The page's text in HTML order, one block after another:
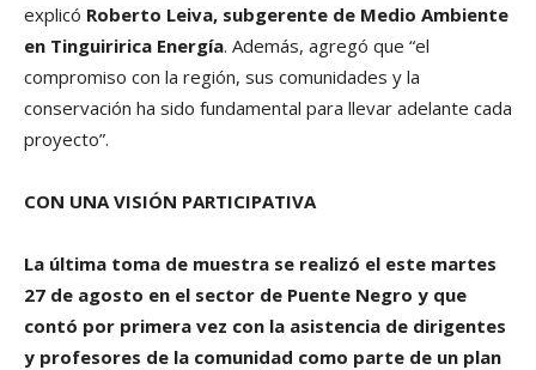
explicó Roberto Leiva, subgerente de Medio Ambiente
en Tinguiririca Energía. Además, agregó que “el
compromiso con la región, sus comunidades y la
conservación ha sido fundamental para llevar adelante cada
proyecto”.
CON UNA VISIÓN PARTICIPATIVA
La última toma de muestra se realizó el este martes
27 de agosto en el sector de Puente Negro y que
contó por primera vez con la asistencia de dirigentes
y profesores de la comunidad como parte de un plan